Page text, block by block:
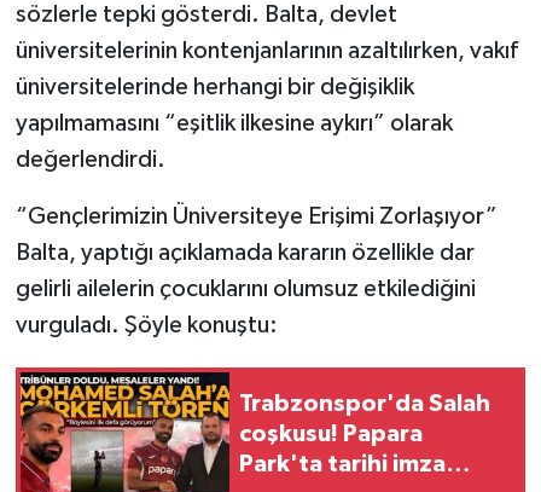
sözlerle tepki gösterdi. Balta, devlet
üniversitelerinin kontenjanlarının azaltılırken, vakıf
üniversitelerinde herhangi bir değişiklik
yapılmamasını “eşitlik ilkesine aykırı” olarak
değerlendirdi.
“Gençlerimizin Üniversiteye Erişimi Zorlaşıyor”
Balta, yaptığı açıklamada kararın özellikle dar
gelirli ailelerin çocuklarını olumsuz etkilediğini
vurguladı. Şöyle konuştu:
Trabzonspor'da Salah
coşkusu! Papara
Park'ta tarihi imza